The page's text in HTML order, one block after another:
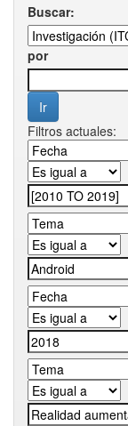
Buscar:
por
Filtros actuales: